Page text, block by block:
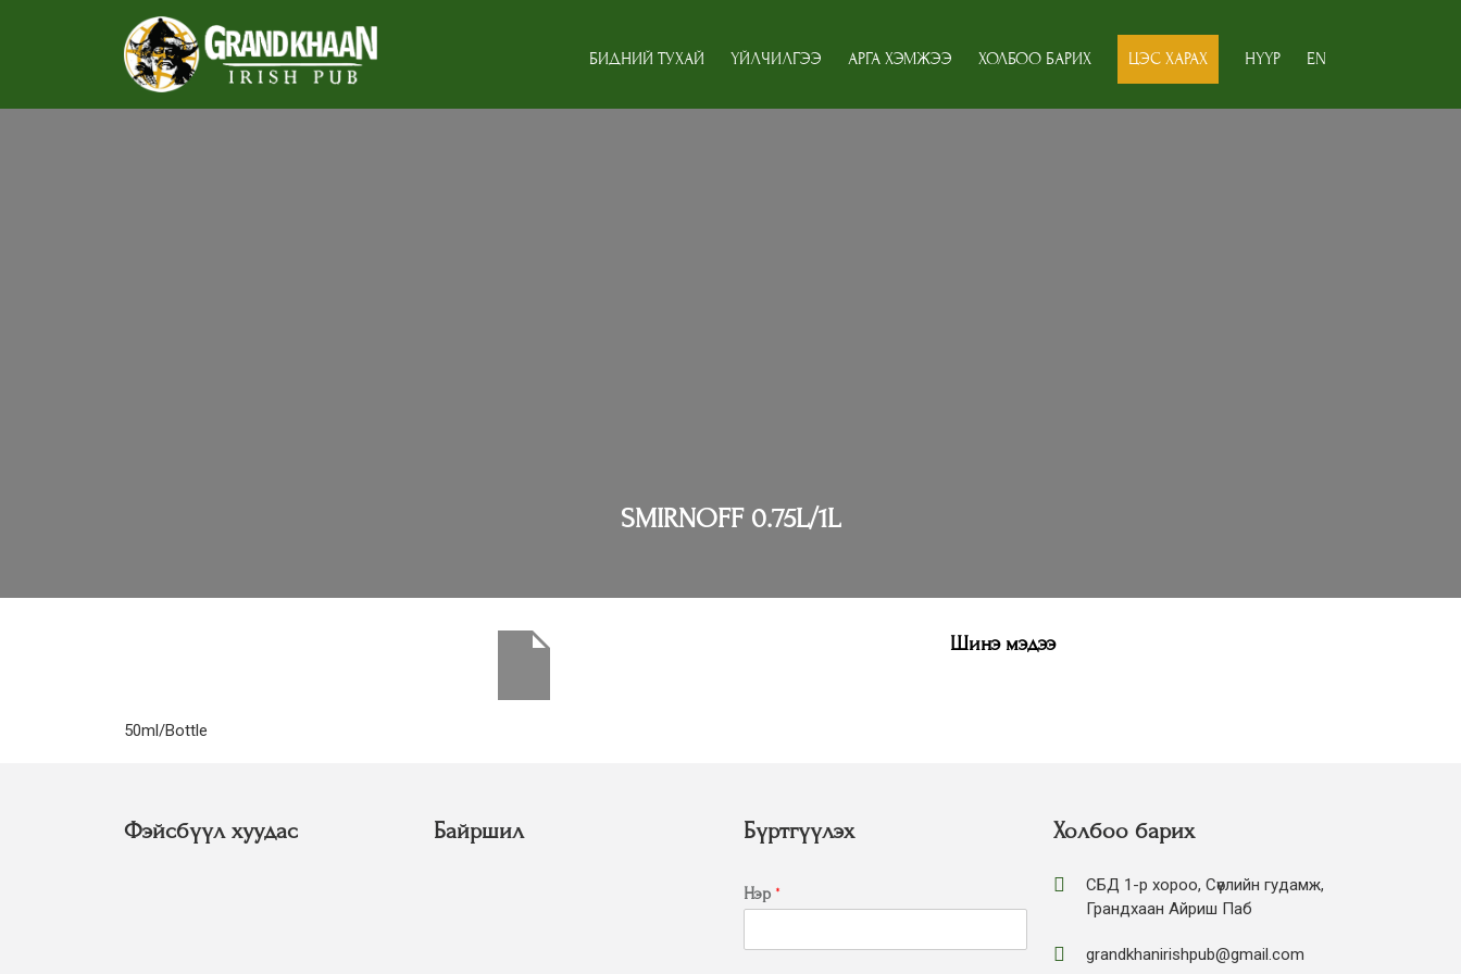
БИДНИЙ ТУХАЙ ҮЙЛЧИЛГЭЭ АРГА ХЭМЖЭЭ ХОЛБОО БАРИХ ЦЭС ХАРАХ НҮҮР EN
SMIRNOFF 0.75L/1L
50ml/Bottle
Шинэ мэдээ
Фэйсбүүл хуудас Байршил Бүртгүүлэх
Нэр *
Холбоо барих
СБД 1-р хороо, Сөүлийн гудамж,
Грандхаан Айриш Паб
grandkhanirishpub@gmail.com